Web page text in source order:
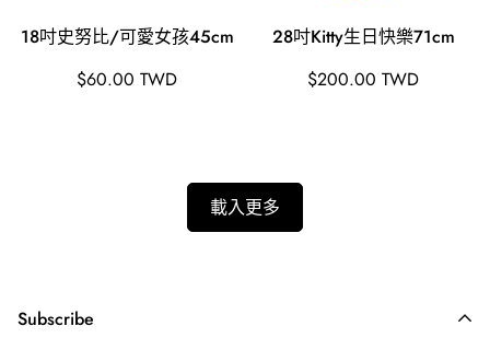
18吋史努比/可愛女孩45cm
原
$60.00 TWD
28吋Kitty生日快樂71cm
原
$200.00 TWD
載入更多
Subscribe